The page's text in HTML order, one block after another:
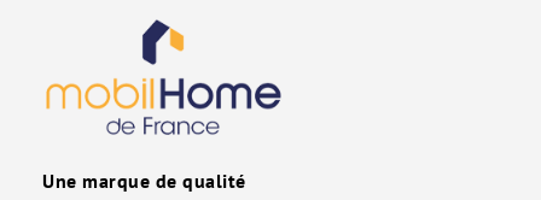
Une marque de qualité